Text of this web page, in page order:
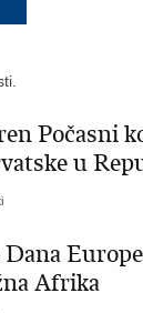
Počasni
u
Dana
Afrika